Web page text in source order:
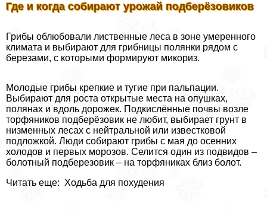
Где и когда собирают урожай подберёзовиков
Грибы облюбовали лиственные леса в зоне умеренного
климата и выбирают для грибницы полянки рядом с
березами, с которыми формируют микориз.
Молодые грибы крепкие и тугие при пальпации.
Выбирают для роста открытые места на опушках,
полянах и вдоль дорожек. Подкислённые почвы возле
торфяников подберёзовик не любит, выбирает грунт в
низменных лесах с нейтральной или известковой
подложкой. Люди собирают грибы с мая до осенних
холодов и первых морозов. Селится один из подвидов –
болотный подберезовик – на торфяниках близ болот.
Читать еще: Ходьба для похудения